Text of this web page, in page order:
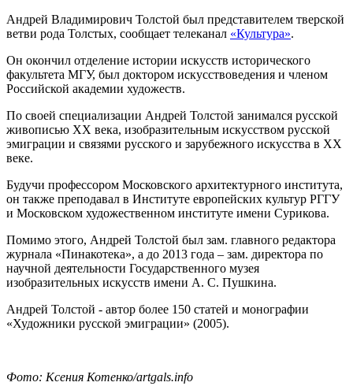
Андрей Владимирович Толстой был представителем тверской
ветви рода Толстых, сообщает телеканал «Культура».
Он окончил отделение истории искусств исторического
факультета МГУ, был доктором искусствоведения и членом
Российской академии художеств.
По своей специализации Андрей Толстой занимался русской
живописью XX века, изобразительным искусством русской
эмиграции и связями русского и зарубежного искусства в XX
веке.
Будучи профессором Московского архитектурного института,
он также преподавал в Институте европейских культур РГГУ
и Московском художественном институте имени Сурикова.
Помимо этого, Андрей Толстой был зам. главного редактора
журнала «Пинакотека», а до 2013 года – зам. директора по
научной деятельности Государственного музея
изобразительных искусств имени А. С. Пушкина.
Андрей Толстой - автор более 150 статей и монографии
«Художники русской эмиграции» (2005).
Фото: Ксения Котенко/artgals.info